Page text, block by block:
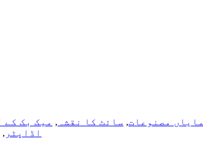
مصنوعات, سائٹ کا نقشہ , میک بک کے
USB-C اڈاپٹر ,